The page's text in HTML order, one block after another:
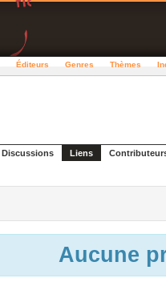
Éditeurs Genres Thèmes
Discussions Liens
Aucune